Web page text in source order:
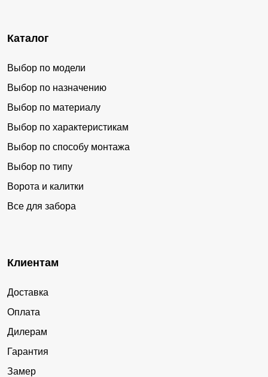
Каталог
Выбор по модели
Выбор по назначению
Выбор по материалу
Выбор по характеристикам
Выбор по способу монтажа
Выбор по типу
Ворота и калитки
Все для забора
Клиентам
Доставка
Оплата
Дилерам
Гарантия
Замер